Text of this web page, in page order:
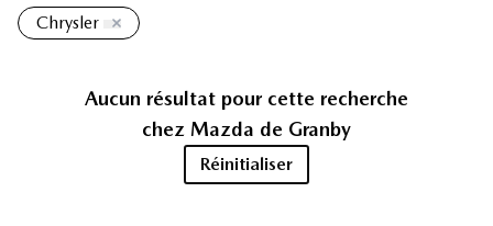
Chrysler
Aucun résultat pour cette recherche
chez Mazda de Granby
Réinitialiser